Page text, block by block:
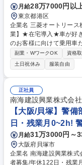
月給28万7000円以
東京都港区
企業名 三菱オートリース株式会社 求人名 初任地：首
業】★在宅導入★車が好きな方★顧客
のお客様に向けて乗用車
ースを提供している当社
す。 お客様の自動車に関する多様な要望を踏まえ、最適なソリューション
を提案する業務です。(1)
(2)顧客フォロー：契約
め多くの企業との取引が
して頂き、その後は新規開拓もお任せ
【法人リース営業】★
副業・WワークOK 資格
土日祝休み
服装自由
正社員
南海建設興業株式会社
【大阪/貝塚】警
日・残業月0~2h!
月給31万3000円～
大阪府貝塚市
企業名 南海建設興業株式会社 求人名 【大阪/貝塚】警備部門の管
者募集/年休122日・残業月0～2h！ 仕事の内容 建設